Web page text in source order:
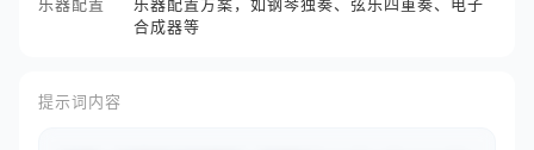
合成器等
提示词内容